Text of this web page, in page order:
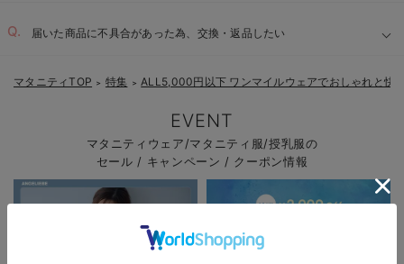
届いた商品に不具合があった為、交換・返品したい
マタニティTOP ＞ 特集 ＞ ALL5,000円以下 ワンマイルウェアでおしゃれと快
EVENT
マタニティウェア/マタニティ服/授乳服の
セール / キャンペーン / クーポン情報